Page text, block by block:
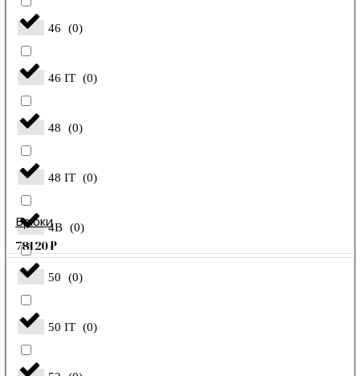
46 (0)
46 IT (0)
48 (0)
48 IT (0)
4B (0)
50 (0)
50 IT (0)
Брюки
78120₽